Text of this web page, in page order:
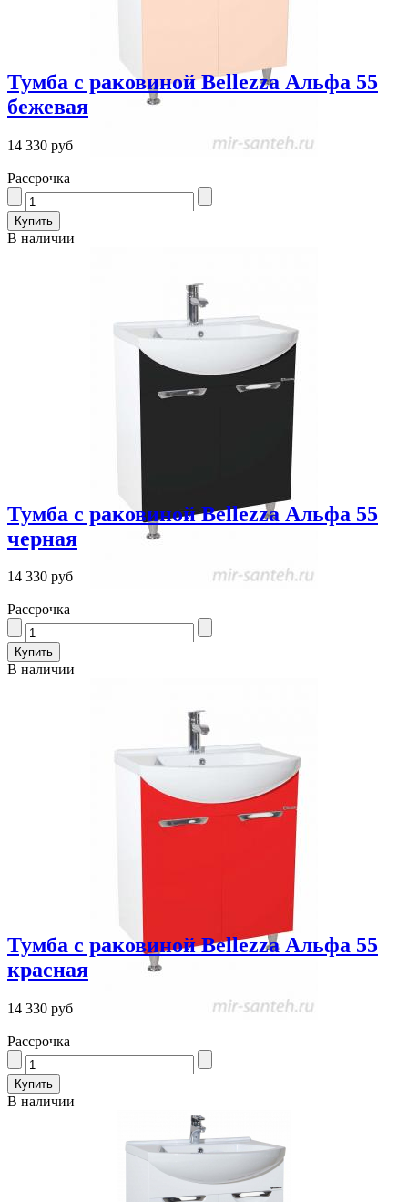
Тумба с раковиной Bellezza Альфа 55
бежевая
14 330 руб
Рассрочка
В наличии
Тумба с раковиной Bellezza Альфа 55
черная
14 330 руб
Рассрочка
В наличии
Тумба с раковиной Bellezza Альфа 55
красная
14 330 руб
Рассрочка
В наличии